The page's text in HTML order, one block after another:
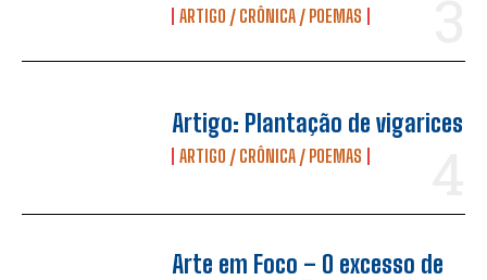
ARTIGO / CRÔNICA / POEMAS
Artigo: Plantação de vigarices
ARTIGO / CRÔNICA / POEMAS
Arte em Foco – O excesso de